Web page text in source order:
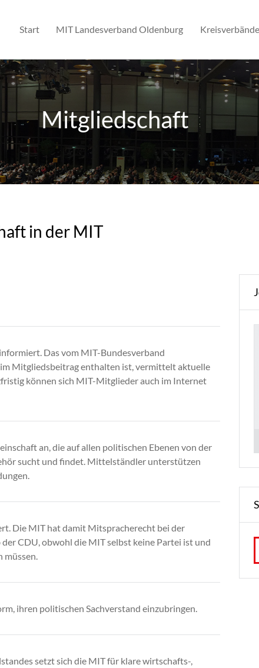
Start MIT Landesverband Oldenburg Kreisverbände
Mitgliedschaft
in der MIT
Das vom MIT-Bundesverband
Mitgliedsbeitrag enthalten ist, vermittelt aktuelle
können sich MIT-Mitglieder auch im Internet
an, die auf allen politischen Ebenen von der
sucht und findet. Mittelständler unterstützen
Die MIT hat damit Mitspracherecht bei der
CDU, obwohl die MIT selbst keine Partei ist und
ihren politischen Sachverstand einzubringen.
setzt sich die MIT für klare wirtschafts-,